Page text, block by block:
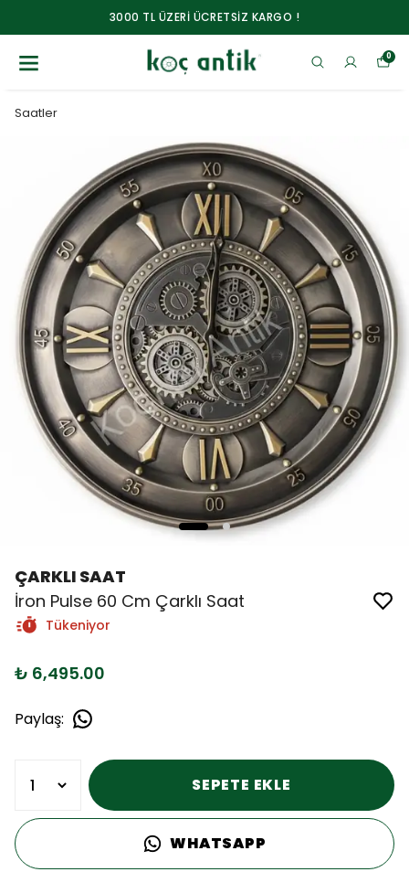
3000 TL ÜZERİ ÜCRETSİZ KARGO !
0
Saatler
ÇARKLI SAAT
İron Pulse 60 Cm Çarklı Saat
Tükeniyor
₺ 6,495.00
Paylaş:
SEPETE EKLE
WHATSAPP